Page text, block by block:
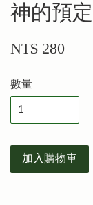
神的預
NT$ 280
數量
加入購物車